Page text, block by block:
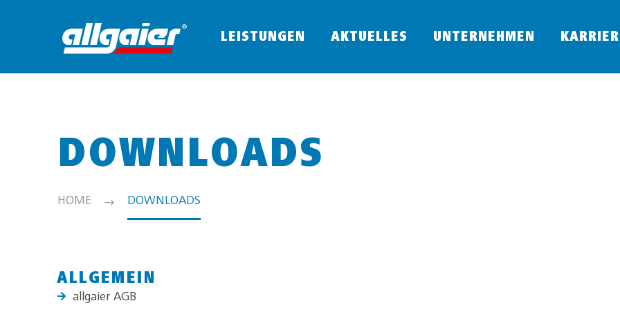
LEISTUNGEN AKTUELLES UNTERNEHMEN
DOWNLOADS
HOME DOWNLOADS
ALLGEMEIN
allgaier AGB